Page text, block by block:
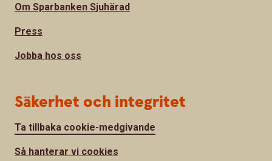
Om Sparbanken Sjuhärad
Press
Jobba hos oss
Säkerhet och integritet
Ta tillbaka cookie-medgivande
Så hanterar vi cookies